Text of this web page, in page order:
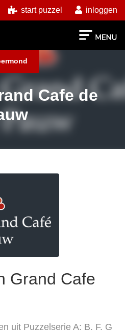
start puzzel inloggen
Cafe de
Grand Cafe
uit Puzzelserie A; B, F, G